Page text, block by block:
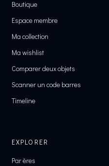
Boutique
Espace membre
Ma collection
Ma wishlist
Comparer deux objets
Scanner un code barres
Timeline
EXPLORER
Par ères